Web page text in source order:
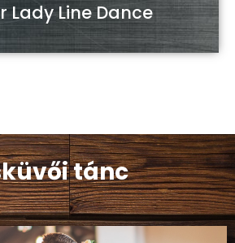
Lady Line Dance
tánc